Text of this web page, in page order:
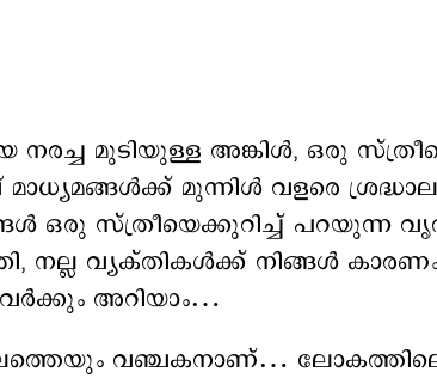
നരച്ച മുടിയുള്ള അങ്കിൾ, ഒരു
മുന്നിൾ വളരെ
ഒരു സ്ത്രീയെക്കുറിച്ച് പറയുന്ന
നല്ല വ്യക്തികൾക്ക് നിങ്ങൾ
അറിയാം…
വഞ്ചകനാണ്…